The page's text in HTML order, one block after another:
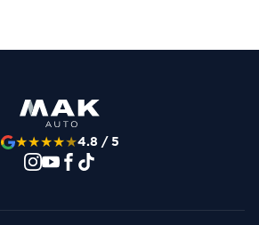
★★★★★4.8 / 5